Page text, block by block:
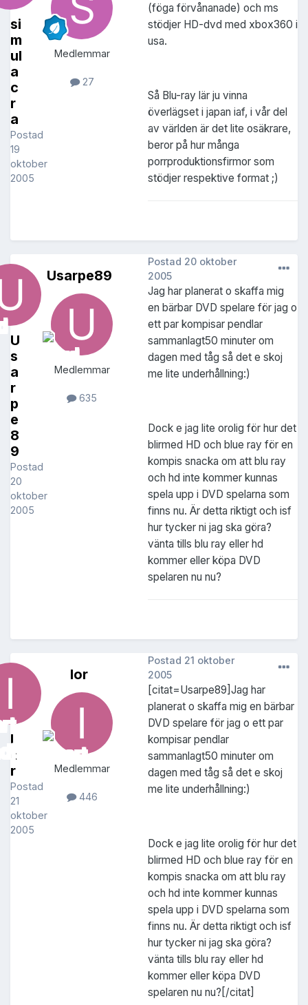
si
m
ul
a
c
r
a
Postad
19
oktober
2005
Medlemmar
27
(föga förvånanade) och ms
stödjer HD-dvd med xbox360 i
usa.
Så Blu-ray lär ju vinna
överlägset i japan iaf, i vår del
av världen är det lite osäkrare,
beror på hur många
porrproduktionsfirmor som
stödjer respektive format ;)
U
s
a
r
p
e
8
9
Postad
20
oktober
2005
Usarpe89
Medlemmar
635
Postad 20 oktober
2005
Jag har planerat o skaffa mig
en bärbar DVD spelare för jag o
ett par kompisar pendlar
sammanlagt50 minuter om
dagen med tåg så det e skoj
me lite underhållning:)
Dock e jag lite orolig för hur det
blirmed HD och blue ray för en
kompis snacka om att blu ray
och hd inte kommer kunnas
spela upp i DVD spelarna som
finns nu. Är detta riktigt och isf
hur tycker ni jag ska göra?
vänta tills blu ray eller hd
kommer eller köpa DVD
spelaren nu nu?
I
o
r
Postad
21
oktober
2005
Ior
Medlemmar
446
Postad 21 oktober
2005
[citat=Usarpe89]Jag har
planerat o skaffa mig en bärbar
DVD spelare för jag o ett par
kompisar pendlar
sammanlagt50 minuter om
dagen med tåg så det e skoj
me lite underhållning:)
Dock e jag lite orolig för hur det
blirmed HD och blue ray för en
kompis snacka om att blu ray
och hd inte kommer kunnas
spela upp i DVD spelarna som
finns nu. Är detta riktigt och isf
hur tycker ni jag ska göra?
vänta tills blu ray eller hd
kommer eller köpa DVD
spelaren nu nu?[/citat]